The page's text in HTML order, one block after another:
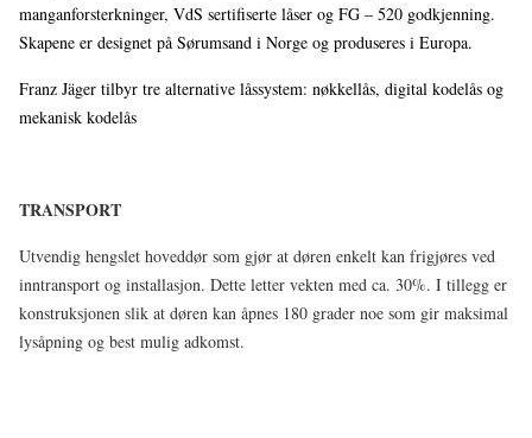
manganforsterkninger, VdS sertifiserte låser og FG – 520 godkjenning.
Skapene er designet på Sørumsand i Norge og produseres i Europa.
Franz Jäger tilbyr tre alternative låssystem: nøkkellås, digital kodelås og
mekanisk kodelås
TRANSPORT
Utvendig hengslet hoveddør som gjør at døren enkelt kan frigjøres ved
inntransport og installasjon. Dette letter vekten med ca. 30%. I tillegg er
konstruksjonen slik at døren kan åpnes 180 grader noe som gir maksimal
lysåpning og best mulig adkomst.